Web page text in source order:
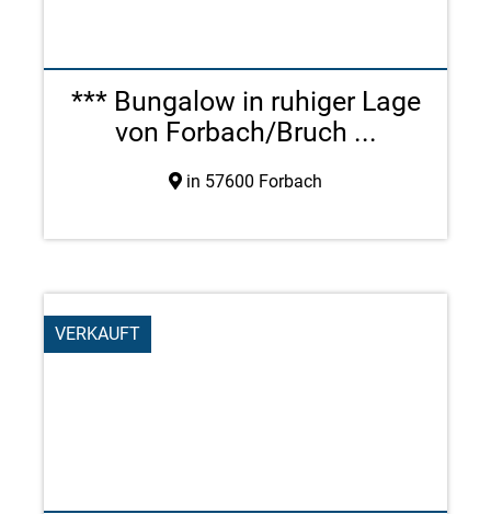
*** Bungalow in ruhiger Lage
von Forbach/Bruch ...
in 57600 Forbach
VERKAUFT